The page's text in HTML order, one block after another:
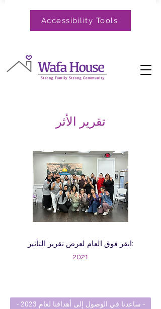
Accessibility Tools
تقرير الأثر
انقر فوق العام لعرض تقرير التأثير:
2021
- ساعدنا في الوصول إلى أهدافنا لعام 2023 -